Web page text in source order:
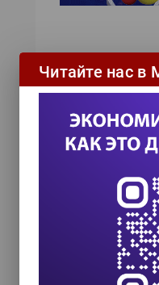
Подписаться
ИТ-календарь
III Международный
8 сентября 2026
TEAM LEAD
Читайте нас в